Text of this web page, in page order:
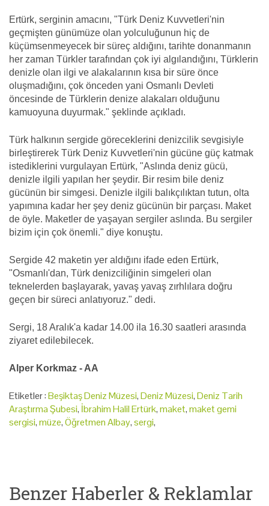
Ertürk, serginin amacını, "Türk Deniz Kuvvetleri'nin
geçmişten günümüze olan yolculuğunun hiç de
küçümsenmeyecek bir süreç aldığını, tarihte donanmanın
her zaman Türkler tarafından çok iyi algılandığını, Türklerin
denizle olan ilgi ve alakalarının kısa bir süre önce
oluşmadığını, çok önceden yani Osmanlı Devleti
öncesinde de Türklerin denize alakaları olduğunu
kamuoyuna duyurmak." şeklinde açıkladı.
Türk halkının sergide göreceklerini denizcilik sevgisiyle
birleştirerek Türk Deniz Kuvvetleri'nin gücüne güç katmak
istediklerini vurgulayan Ertürk, "Aslında deniz gücü,
denizle ilgili yapılan her şeydir. Bir resim bile deniz
gücünün bir simgesi. Denizle ilgili balıkçılıktan tutun, olta
yapımına kadar her şey deniz gücünün bir parçası. Maket
de öyle. Maketler de yaşayan sergiler aslında. Bu sergiler
bizim için çok önemli." diye konuştu.
​​​​​​​Sergide 42 maketin yer aldığını ifade eden Ertürk,
"Osmanlı'dan, Türk denizciliğinin simgeleri olan
teknelerden başlayarak, yavaş yavaş zırhlılara doğru
geçen bir süreci anlatıyoruz." dedi.
Sergi, 18 Aralık'a kadar 14.00 ila 16.30 saatleri arasında
ziyaret edilebilecek.
Alper Korkmaz - AA
Etiketler :Beşiktaş Deniz Müzesi,Deniz Müzesi,Deniz Tarih
Araştırma Şubesi, İbrahim Halil Ertürk,maket,maket gemi
sergisi,müze,Öğretmen Albay,sergi,
Benzer Haberler & Reklamlar